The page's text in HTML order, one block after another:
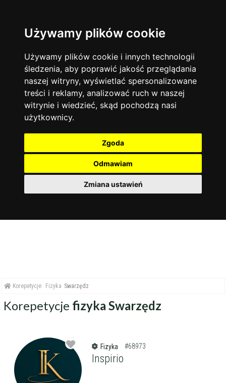
Używamy plików cookie
Używamy plików cookie i innych technologii
śledzenia, aby poprawić jakość przeglądania
naszej witryny, wyświetlać spersonalizowane
treści i reklamy, analizować ruch w naszej
witrynie i wiedzieć, skąd pochodzą nasi
użytkownicy.
Zgoda
Odmawiam
Zmiana ustawień
Język angielski 13745
Matematyka 12928
Chemia 4885
Język niemiecki 4307
Język polski 3426
Fizyka
Język francuski
Warszawa
Korepetycje
Online
14839
Kraków 7753
Wrocław
Łódź 3513
Gdańsk 2075
zakres dni
Wtorek
Środa
Czwartek
Piątek
Sobota
Niedziela
więcej filtrów Filtruj
Korepetycje Fizyka Swarzędz
Korepetycje fizyka Swarzędz
Fizyka #68973
Inspirio